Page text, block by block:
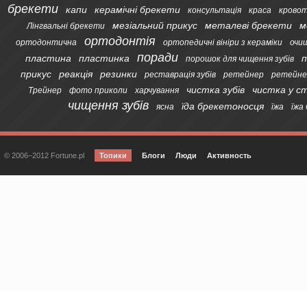
брекети капи керамічні брекети консультація краса
Лінгвальні брекети
мезіальний прикус металеві брекети
ортодонтична ортодонтія ортопедичні вініри з кераміки
пластина пластинка поради порошок для чищення зубів
прикус
реакція резинки реставрація зубів ретейнер
Трейнер
фото приколи харчування чистка зубів чистка у
чищення зубів ясна їда брекетоносця їжа
© 2006–2012 Fortune.pl Топики Блоги Люди Активность